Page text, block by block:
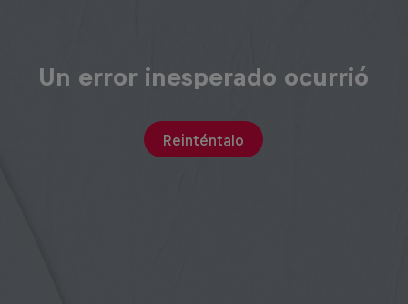
Un error inesperado ocurrió
Reinténtalo